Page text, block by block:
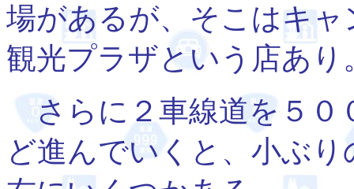
場があるが、そこはキ
観光プラザという店あり
さらに２車線道を５０
ど進んでいくと、小ぶり